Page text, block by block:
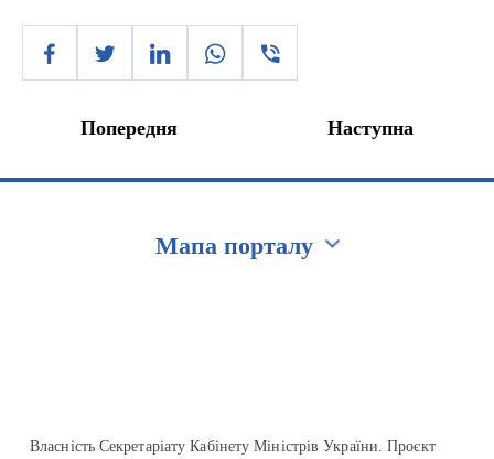
Попередня Наступна
Мапа порталу
Власність Секретаріату Кабінету Міністрів України. Проєкт